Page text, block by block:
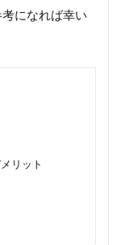
になれば幸い
リット